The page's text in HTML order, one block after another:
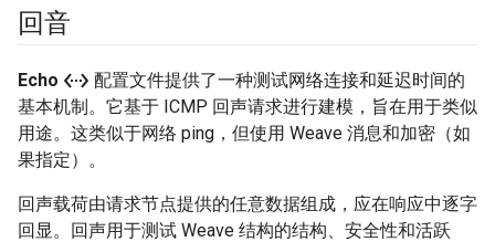
回音
Echo settings_ethernet 配置文件提供了一种测试网络连接和延迟时间的
基本机制。它基于 ICMP 回声请求进行建模，旨在用于类似
用途。这类似于网络 ping，但使用 Weave 消息和加密（如
果指定）。
回声载荷由请求节点提供的任意数据组成，应在响应中逐字
回显。回声用于测试 Weave 结构的结构、安全性和活跃